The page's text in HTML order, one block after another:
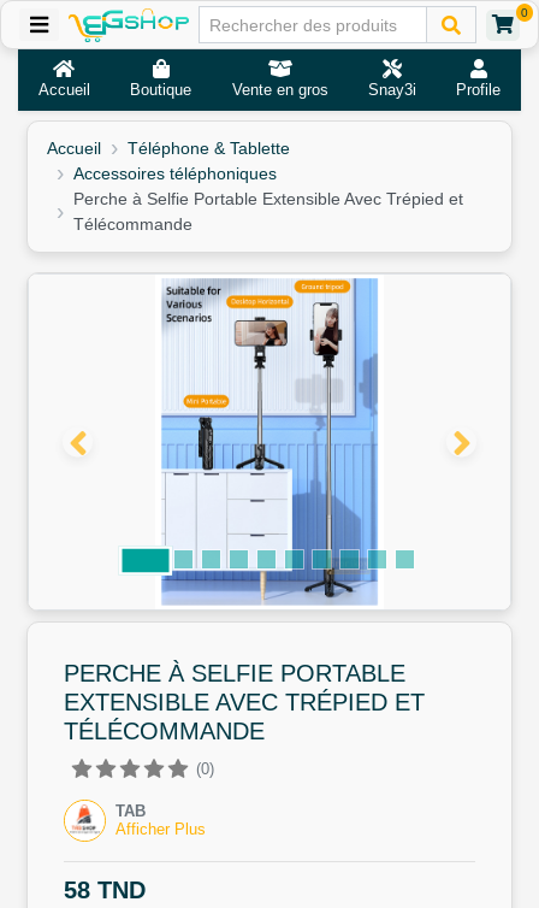
0
Accueil Boutique Vente en gros Snay3i Profile
Accueil
Téléphone & Tablette
Accessoires téléphoniques
Perche à Selfie Portable Extensible Avec Trépied et
Télécommande
PERCHE À SELFIE PORTABLE
EXTENSIBLE AVEC TRÉPIED ET
TÉLÉCOMMANDE
(0)
TAB
Afficher Plus
58 TND